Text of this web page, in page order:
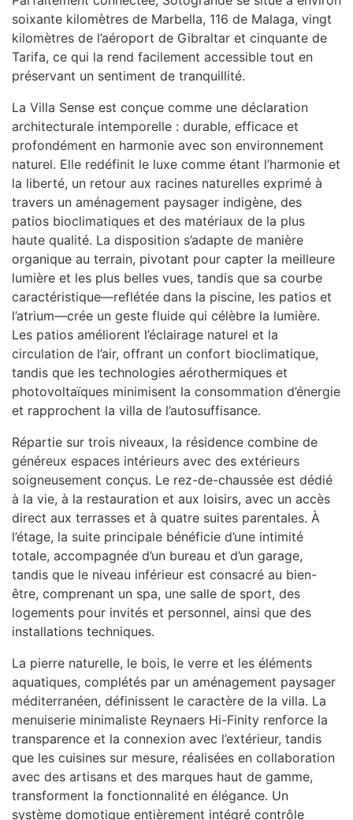
soixante kilomètres de Marbella, 116 de Malaga, vingt
kilomètres de l’aéroport de Gibraltar et cinquante de
Tarifa, ce qui la rend facilement accessible tout en
préservant un sentiment de tranquillité.
La Villa Sense est conçue comme une déclaration
architecturale intemporelle : durable, efficace et
profondément en harmonie avec son environnement
naturel. Elle redéfinit le luxe comme étant l’harmonie et
la liberté, un retour aux racines naturelles exprimé à
travers un aménagement paysager indigène, des
patios bioclimatiques et des matériaux de la plus
haute qualité. La disposition s’adapte de manière
organique au terrain, pivotant pour capter la meilleure
lumière et les plus belles vues, tandis que sa courbe
caractéristique—reflétée dans la piscine, les patios et
l’atrium—crée un geste fluide qui célèbre la lumière.
Les patios améliorent l’éclairage naturel et la
circulation de l’air, offrant un confort bioclimatique,
tandis que les technologies aérothermiques et
photovoltaïques minimisent la consommation d’énergie
et rapprochent la villa de l’autosuffisance.
Répartie sur trois niveaux, la résidence combine de
généreux espaces intérieurs avec des extérieurs
soigneusement conçus. Le rez-de-chaussée est dédié
à la vie, à la restauration et aux loisirs, avec un accès
direct aux terrasses et à quatre suites parentales. À
l’étage, la suite principale bénéficie d’une intimité
totale, accompagnée d’un bureau et d’un garage,
tandis que le niveau inférieur est consacré au bien-
être, comprenant un spa, une salle de sport, des
logements pour invités et personnel, ainsi que des
installations techniques.
La pierre naturelle, le bois, le verre et les éléments
aquatiques, complétés par un aménagement paysager
méditerranéen, définissent le caractère de la villa. La
menuiserie minimaliste Reynaers Hi-Finity renforce la
transparence et la connexion avec l’extérieur, tandis
que les cuisines sur mesure, réalisées en collaboration
avec des artisans et des marques haut de gamme,
transforment la fonctionnalité en élégance. Un
système domotique entièrement intégré contrôle